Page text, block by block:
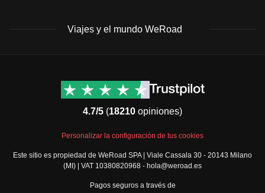
Viajes y el mundo WeRoad
América del Norte
Oriente Medio
Contacto
Términos y condiciones
Condiciones generales
Política de cookies
4.7/5 (18210 opiniones)
Personalizar la configuración de tus cookies
Este sitio es propiedad de WeRoad SPA | Viale Cassala 30 - 20143 Milano
(MI) | VAT 10380820968 - hola@weroad.es
Pagos seguros a través de